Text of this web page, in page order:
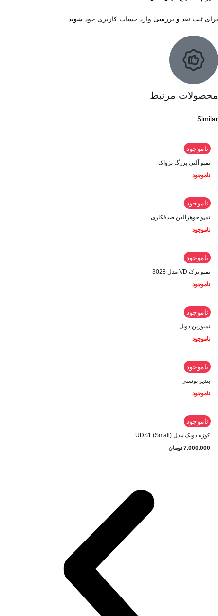
برای ثبت نقد و بررسی وارد حساب کاربری خود شوید.
محصولات مرتبط
Similar
ناموجود
تمپو آلنی بزرگ پژواک
ناموجود
ناموجود
تمپو جوهرالفن صدفکاری
ناموجود
ناموجود
تمپو ترک VD مدل 3028
ناموجود
ناموجود
تمبورین دوبل
ناموجود
ناموجود
بندیر پوستی
ناموجود
ناموجود
کوزه دویک مدل UDS1 (Small)
7.000.000 تومان